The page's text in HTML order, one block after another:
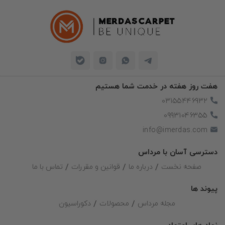
هفت روز هفته در خدمت شما هستیم
03155446932
09931046355
info@imerdas.com
دسترسی آسان با مرداس
صفحه نخست درباره ما قوانین و مقررات تماس با ما
پیوند ها
مجله مرداس محصولات دکوراسیون